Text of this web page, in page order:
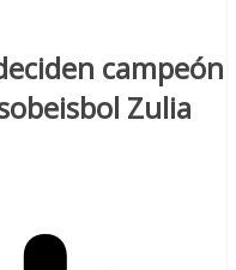
campeón
Zulia